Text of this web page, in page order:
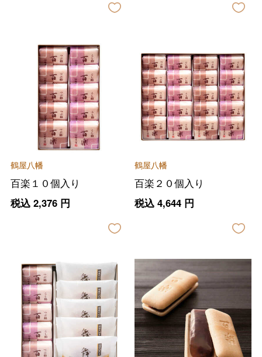
鶴屋八幡
百楽１０個入り
税込 2,376円
鶴屋八幡
百楽２０個入り
税込 4,644円